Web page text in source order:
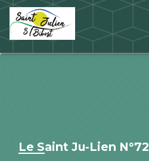
Le Saint Ju-Lien N°72